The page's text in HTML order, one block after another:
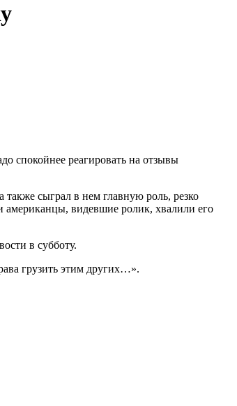
спокойнее реагировать на отзывы
сыграл в нем главную роль, резко
американцы, видевшие ролик, хвалили его
в субботу.
грузить этим других…».